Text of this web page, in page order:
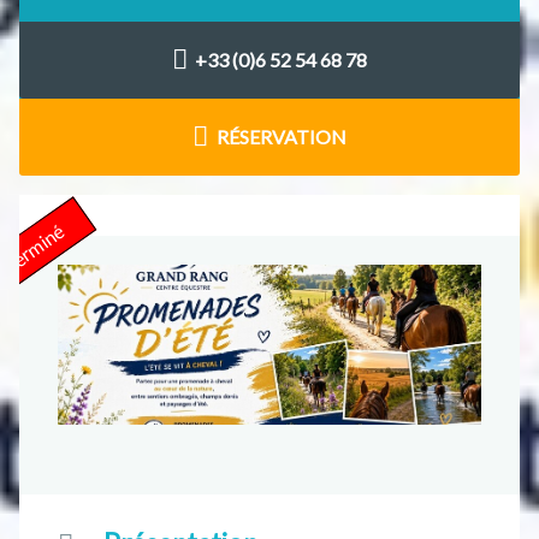
+33 (0)6 52 54 68 78
RÉSERVATION
Terminé